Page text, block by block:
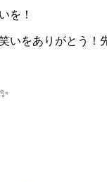
を！
いをありがとう！